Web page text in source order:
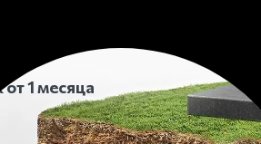
1 месяца